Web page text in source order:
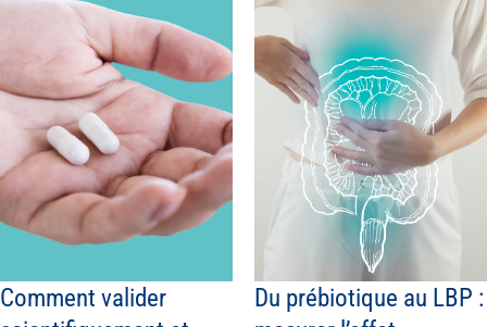
Comment valider
Du prébiotique au LBP :